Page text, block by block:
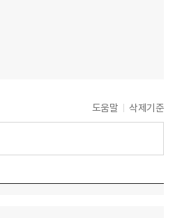
도움말 삭제기준